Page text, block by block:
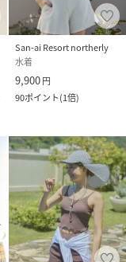
San-ai Resort northerly
水着
9,900円
90ポイント(1倍)